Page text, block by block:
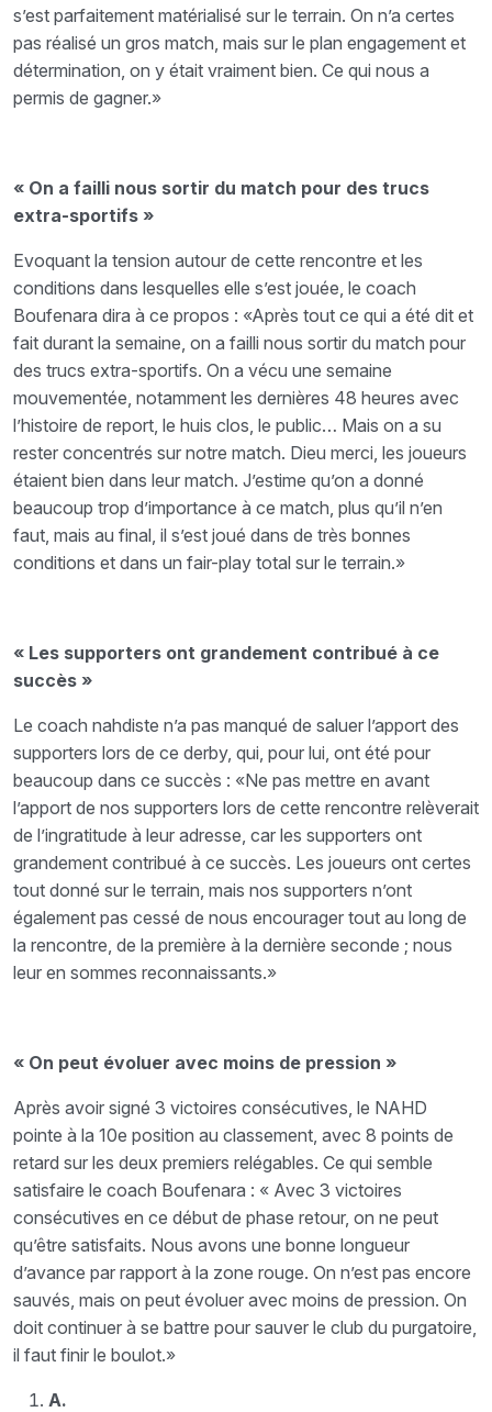
s’est parfaitement matérialisé sur le terrain. On n’a certes
pas réalisé un gros match, mais sur le plan engagement et
détermination, on y était vraiment bien. Ce qui nous a
permis de gagner.»
« On a failli nous sortir du match pour des trucs
extra-sportifs »
Evoquant la tension autour de cette rencontre et les
conditions dans lesquelles elle s’est jouée, le coach
Boufenara dira à ce propos : «Après tout ce qui a été dit et
fait durant la semaine, on a failli nous sortir du match pour
des trucs extra-sportifs. On a vécu une semaine
mouvementée, notamment les dernières 48 heures avec
l’histoire de report, le huis clos, le public… Mais on a su
rester concentrés sur notre match. Dieu merci, les joueurs
étaient bien dans leur match. J’estime qu’on a donné
beaucoup trop d’importance à ce match, plus qu’il n’en
faut, mais au final, il s’est joué dans de très bonnes
conditions et dans un fair-play total sur le terrain.»
« Les supporters ont grandement contribué à ce
succès »
Le coach nahdiste n’a pas manqué de saluer l’apport des
supporters lors de ce derby, qui, pour lui, ont été pour
beaucoup dans ce succès : «Ne pas mettre en avant
l’apport de nos supporters lors de cette rencontre relèverait
de l’ingratitude à leur adresse, car les supporters ont
grandement contribué à ce succès. Les joueurs ont certes
tout donné sur le terrain, mais nos supporters n’ont
également pas cessé de nous encourager tout au long de
la rencontre, de la première à la dernière seconde ; nous
leur en sommes reconnaissants.»
« On peut évoluer avec moins de pression »
Après avoir signé 3 victoires consécutives, le NAHD
pointe à la 10e position au classement, avec 8 points de
retard sur les deux premiers relégables. Ce qui semble
satisfaire le coach Boufenara : « Avec 3 victoires
consécutives en ce début de phase retour, on ne peut
qu’être satisfaits. Nous avons une bonne longueur
d’avance par rapport à la zone rouge. On n’est pas encore
sauvés, mais on peut évoluer avec moins de pression. On
doit continuer à se battre pour sauver le club du purgatoire,
il faut finir le boulot.»
A.